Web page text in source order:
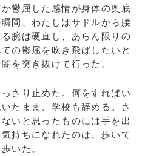
鬱屈した感情が身体の奥底
間、わたしはサドルから腰
腕は硬直し、あらん限りの
の鬱屈を吹き飛ばしたいと
を突き抜けて行った。
さり止めた。何をすればい
たまま、学校も辞める。さ
いと思ったものには手を出
持ちになれたのは、歩いて
いた。